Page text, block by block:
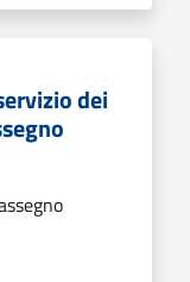
dei